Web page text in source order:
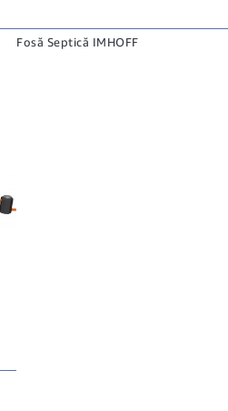
Fosă Septică IMHOFF